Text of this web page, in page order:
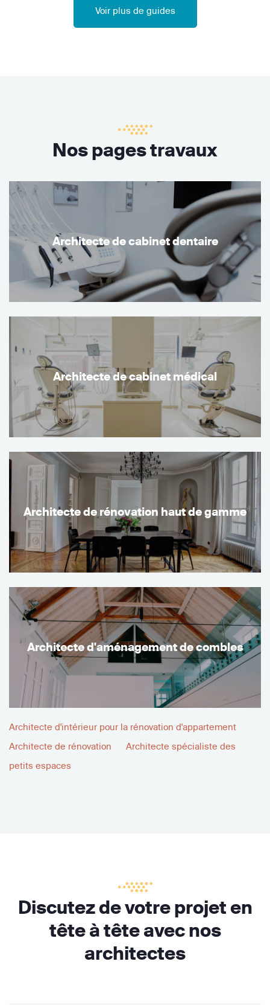
Voir plus de guides
Nos pages travaux
Architecte de cabinet dentaire
Architecte de cabinet médical
Architecte de rénovation haut de gamme
Architecte d'aménagement de combles
Architecte d'intérieur pour la rénovation d'appartement
Architecte de rénovation
Architecte spécialiste des
petits espaces
Discutez de votre projet en
tête à tête avec nos
architectes